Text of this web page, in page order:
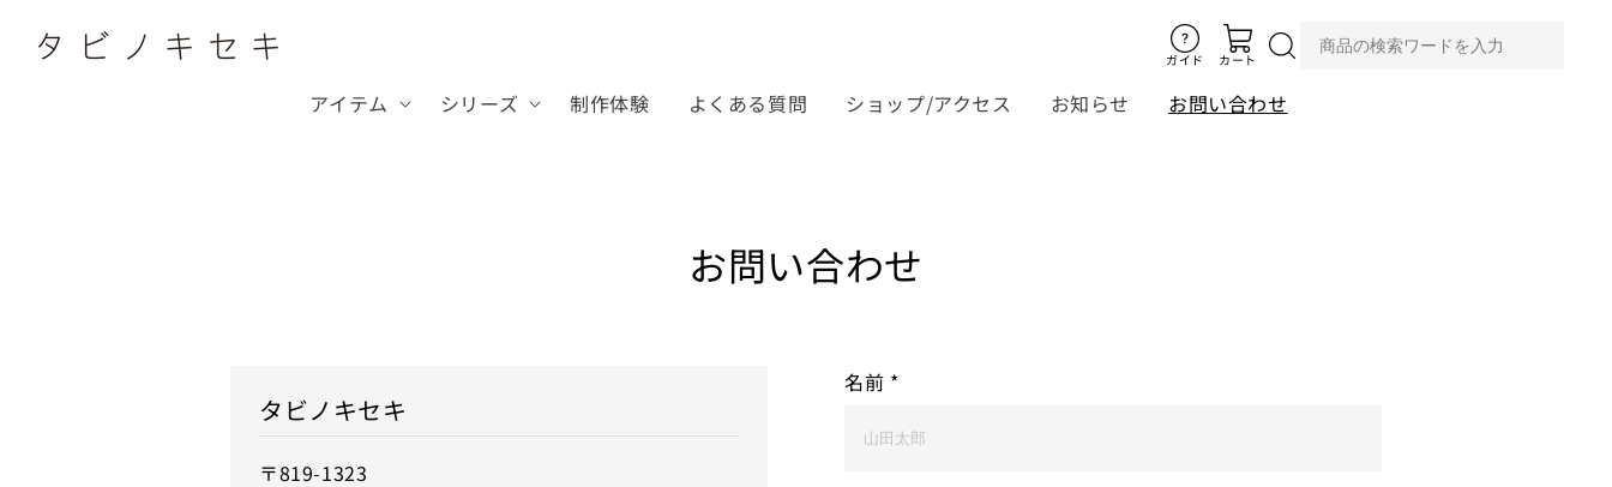
ンツに
進む
アイテム シリーズ 制作体験 よくある質問 ショップ/アクセス お知らせ お問い合わせ
ガイド カート
お問い合わせ
タビノキセキ
〒819-1323
名前 *